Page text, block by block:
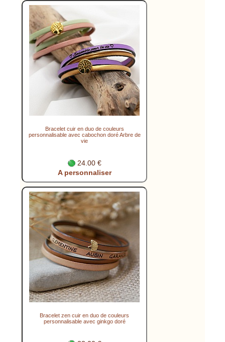
Bracelet cuir en duo de couleurs
personnalisable avec cabochon doré Arbre de
vie
24.00 €
A personnaliser
Bracelet zen cuir en duo de couleurs
personnalisable avec ginkgo doré